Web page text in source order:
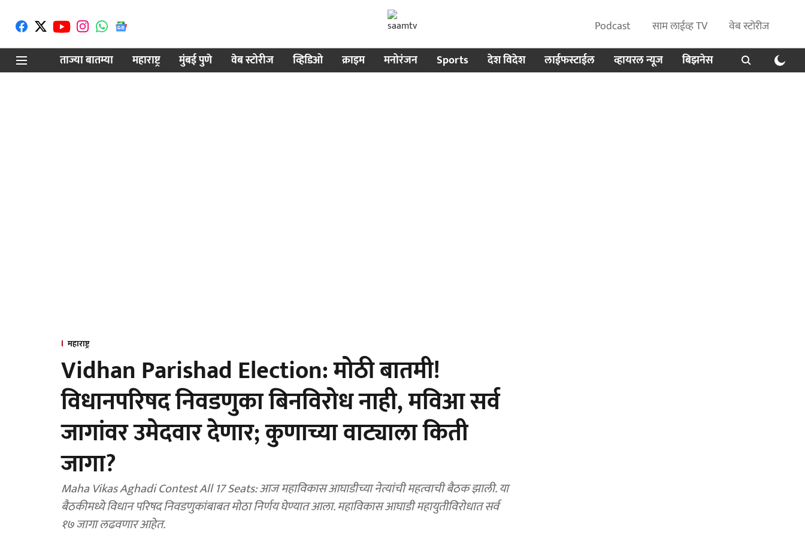
Podcast साम लाईव्ह TV
वेब स्टोरीज
ताज्या बातम्या
महाराष्ट्र मुंबई पुणे वेब स्टोरीज व्हिडिओ क्राइम मनोरंजन Sports देश विदेश लाईफस्टाईल व्हायरल न्यूज बिझनेस
महाराष्ट्र
Vidhan Parishad Election: मोठी बातमी!
विधानपरिषद निवडणुका बिनविरोध नाही, मविआ सर्व
जागांवर उमेदवार देणार; कुणाच्या वाट्याला किती
जागा?
Maha Vikas Aghadi Contest All 17 Seats: आज महाविकास आघाडीच्या नेत्यांची महत्वाची बैठक झाली. या
बैठकीमध्ये विधान परिषद निवडणुकांबाबत मोठा निर्णय घेण्यात आला. महाविकास आघाडी महायुतीविरोधात सर्व
१७ जागा लढवणार आहेत.